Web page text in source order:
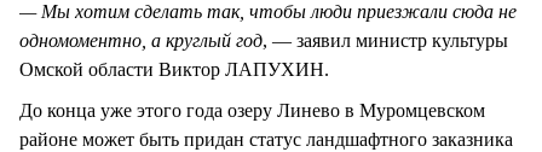
— Мы хотим сделать так, чтобы люди приезжали сюда не
одномоментно, а круглый год, — заявил министр культуры
Омской области Виктор ЛАПУХИН.
До конца уже этого года озеру Линево в Муромцевском
районе может быть придан статус ландшафтного заказника